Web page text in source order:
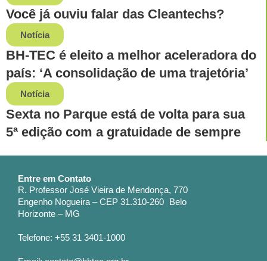
Você já ouviu falar das Cleantechs?
Notícia
BH-TEC é eleito a melhor aceleradora do
país: ‘A consolidação de uma trajetória’
Notícia
Sexta no Parque está de volta para sua
5ª edição com a gratuidade de sempre
Entre em Contato
R. Professor José Vieira de Mendonça, 770
Engenho Nogueira – CEP 31.310-260 Belo
Horizonte – MG
Telefone: +55 31 3401-1000